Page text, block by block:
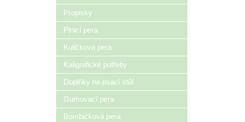
Propisky
Plnicí pera
Kuličková pera
Kaligrafické potřeby
Doplňky na psací stůl
Gumovací pera
Bombičková pera